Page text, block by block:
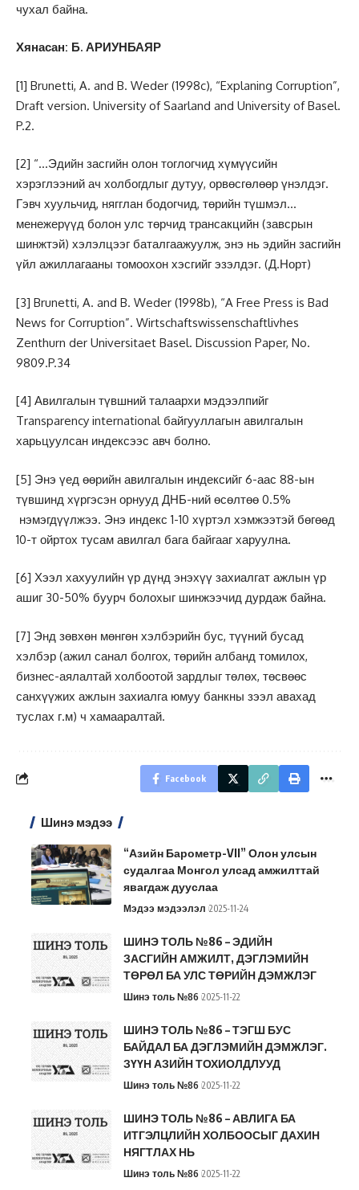
чухал байна.
Хянасан: Б. АРИУНБАЯР
[1] Brunetti, A. and B. Weder (1998c), “Explaning Corruption”,
Draft version. University of Saarland and University of Basel.
P.2.
[2] “…Эдийн засгийн олон тоглогчид хүмүүсийн
хэрэглээний ач холбогдлыг дутуу, орвөсгөлөөр үнэлдэг.
Гэвч хуульчид, нягглан бодогчид, төрийн түшмэл…
менежерүүд болон улс төрчид трансакцийн (завсрын
шинжтэй) хэлэлцээг баталгаажуулж, энэ нь эдийн засгийн
үйл ажиллагааны томоохон хэсгийг эзэлдэг. (Д.Норт)
[3] Brunetti, A. and B. Weder (1998b), “A Free Press is Bad
News for Corruption”. Wirtschaftswissenschaftlivhes
Zenthurn der Universitaet Basel. Discussion Paper, No.
9809.P.34
[4] Авилгалын түвшний талаархи мэдээлпийг
Transparency international байгууллагын авилгалын
харьцуулсан индексээс авч болно.
[5] Энэ үед өөрийн авилгалын индексийг 6-аас 88-ын
түвшинд хүргэсэн орнууд ДНБ-ний өсөлтөө 0.5%
нэмэгдүүлжээ. Энэ индекс 1-10 хүртэл хэмжээтэй бөгөөд
10-т ойртох тусам авилгал бага байгааг харуулна.
[6] Хээл хахуулийн үр дүнд энэхүү захиалгат ажлын үр
ашиг 30-50% буурч болохыг шинжээчид дурдаж байна.
[7] Энд зөвхөн мөнгөн хэлбэрийн бус, түүний бусад
хэлбэр (ажил санал болгох, төрийн албанд томилох,
бизнес-аялалтай холбоотой зардлыг төлөх, төсвөөс
санхүүжих ажлын захиалга юмуу банкны зээл авахад
туслах г.м) ч хамааралтай.
Facebook
Шинэ мэдээ
“Азийн Барометр-VII” Олон улсын
судалгаа Монгол улсад амжилттай
явагдаж дууслаа
Мэдээ мэдээлэл 2025-11-24
ШИНЭ ТОЛЬ №86 – ЭДИЙН
ЗАСГИЙН АМЖИЛТ, ДЭГЛЭМИЙН
ТӨРӨЛ БА УЛС ТӨРИЙН ДЭМЖЛЭГ
Шинэ толь №86 2025-11-22
ШИНЭ ТОЛЬ №86 – ТЭГШ БУС
БАЙДАЛ БА ДЭГЛЭМИЙН ДЭМЖЛЭГ.
ЗҮҮН АЗИЙН ТОХИОЛДЛУУД
Шинэ толь №86 2025-11-22
ШИНЭ ТОЛЬ №86 – АВЛИГА БА
ИТГЭЛЦЛИЙН ХОЛБООСЫГ ДАХИН
НЯГТЛАХ НЬ
Шинэ толь №86 2025-11-22